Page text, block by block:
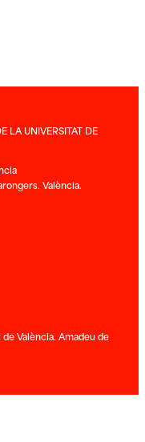
LA UNIVERSITAT DE
València.
València. Amadeu de